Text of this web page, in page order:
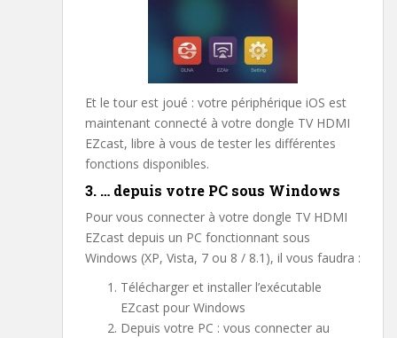
Et le tour est joué : votre périphérique iOS est
maintenant connecté à votre dongle TV HDMI
EZcast, libre à vous de tester les différentes
fonctions disponibles.
3. … depuis votre PC sous Windows
Pour vous connecter à votre dongle TV HDMI
EZcast depuis un PC fonctionnant sous
Windows (XP, Vista, 7 ou 8 / 8.1), il vous faudra :
Télécharger et installer l’exécutable
EZcast pour Windows
Depuis votre PC : vous connecter au